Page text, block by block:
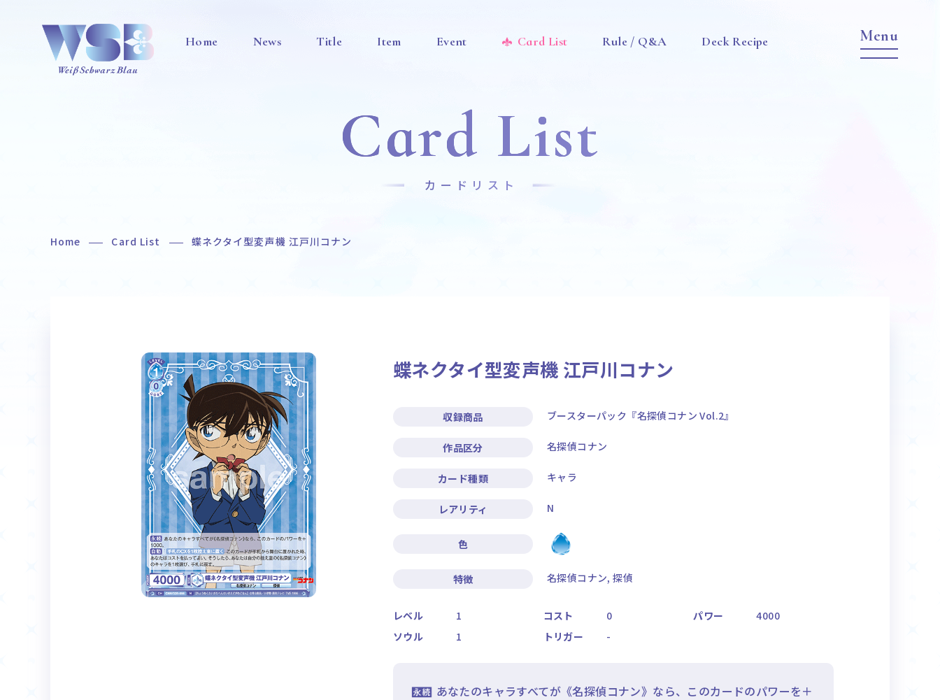
Home News Title Item Event Card List Rule / Q&A Deck Recipe
Event
イベント
Card List Rule / Q&A Deck Recipe
Card List
カードリスト
Home Card List 蝶ネクタイ型変声機 江戸川コナン
蝶ネクタイ型変声機 江戸川コナン
収録商品 ブースターパック『名探偵コナン Vol.2』
作品区分 名探偵コナン
カード種類 キャラ
レアリティ N
色
特徴 名探偵コナン, 探偵
レベル 1 コスト 0 パワー
4000
ソウル
1 トリガー -
あなたのキャラすべてが《名探偵コナン》なら、このカードのパワーを＋